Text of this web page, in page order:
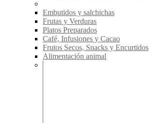
Embutidos y salchichas
Frutas y Verduras
Platos Preparados
Café, Infusiones y Cacao
Frutos Secos, Snacks y Encurtidos
Alimentación animal